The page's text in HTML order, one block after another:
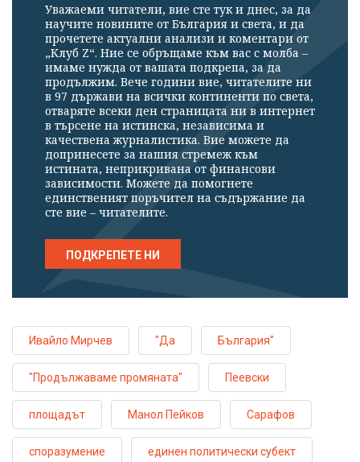
Уважаеми читатели, вие сте тук и днес, за да
научите новините от България и света, и да
прочетете актуални анализи и коментари от
„Клуб Z“. Ние се обръщаме към вас с молба –
имаме нужда от вашата подкрепа, за да
продължим. Вече години вие, читателите ни
в 97 държави на всички континенти по света,
отваряте всеки ден страницата ни в интернет
в търсене на истинска, независима и
качествена журналистика. Вие можете да
допринесете за нашия стремеж към
истината, неприкривана от финансови
зависимости. Можете да помогнете
единственият поръчител на съдържание да
сте вие – читателите.
ПОДКРЕПЕТЕ НИ
Ивайло Мирчев "Да България"
"Продължаваме промяната" Пеевски
площадът Манол Пейков Сарафов
споразумение единен политически субект